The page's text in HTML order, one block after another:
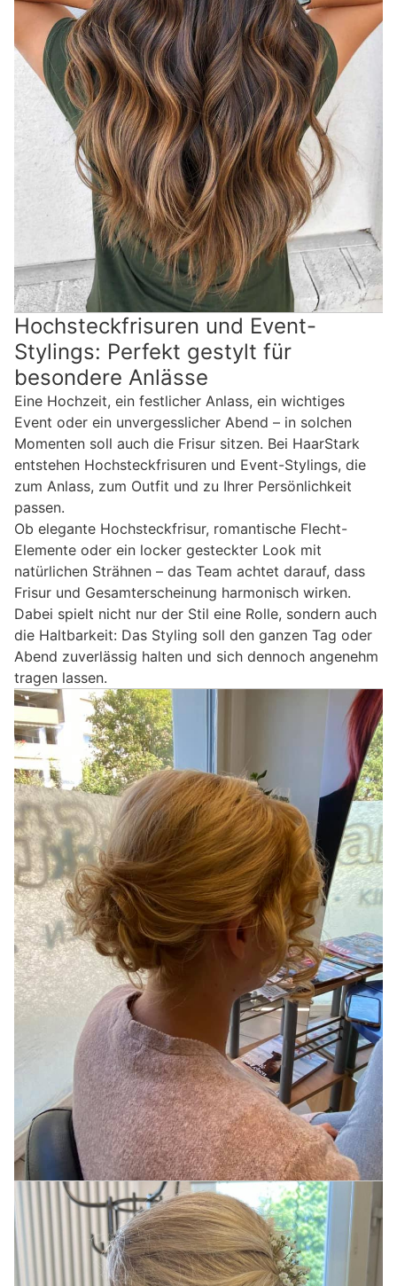
Hochsteckfrisuren und Event-
Stylings: Perfekt gestylt für
besondere Anlässe
Eine Hochzeit, ein festlicher Anlass, ein wichtiges
Event oder ein unvergesslicher Abend – in solchen
Momenten soll auch die Frisur sitzen. Bei HaarStark
entstehen Hochsteckfrisuren und Event-Stylings, die
zum Anlass, zum Outfit und zu Ihrer Persönlichkeit
passen.
Ob elegante Hochsteckfrisur, romantische Flecht-
Elemente oder ein locker gesteckter Look mit
natürlichen Strähnen – das Team achtet darauf, dass
Frisur und Gesamterscheinung harmonisch wirken.
Dabei spielt nicht nur der Stil eine Rolle, sondern auch
die Haltbarkeit: Das Styling soll den ganzen Tag oder
Abend zuverlässig halten und sich dennoch angenehm
tragen lassen.